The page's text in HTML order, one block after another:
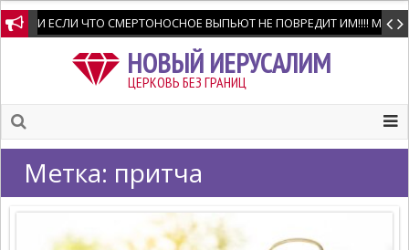
И ЕСЛИ ЧТО СМЕРТОНОСНОЕ ВЫПЬЮТ НЕ ПОВРЕДИТ ИМ!!!! Мне
НОВЫЙ ИЕРУСАЛИМ
ЦЕРКОВЬ БЕЗ ГРАНИЦ
Метка: притча